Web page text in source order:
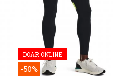
DOAR ONLINE
-50%